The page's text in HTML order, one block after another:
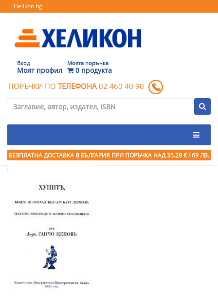
Helikon.bg
Вход
Моят профил
Моята поръчка
0 продукта
ПОРЪЧКИ ПО ТЕЛЕФОНА 02 460 40 90
БЕЗПЛАТНА ДОСТАВКА В БЪЛГАРИЯ ПРИ ПОРЪЧКА НАД 35.28 € / 69 ЛВ.